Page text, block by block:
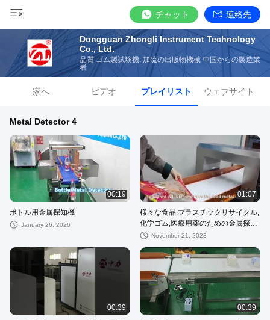
チャット 連絡先
Dongguan Zhongli Instrument Technology
Co., Ltd.
品質 ゴム製試験機, 加硫の出版物機械 中国からの製造業
者
家へ ビデオ プレイリスト ウェブサイト
Metal Detector 4
00:19
ボトル用金属探知機
January 26, 2026
01:07
様々な食品,プラスチックリサイクル,
化学ゴム,医療用薬のための金属探知
機
November 21, 2023
00:39 00:39